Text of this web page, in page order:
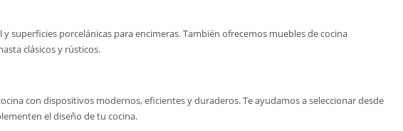
superficies porcelánicas para encimeras. También ofrecemos muebles de cocina
clásicos y rústicos.
con dispositivos modernos, eficientes y duraderos. Te ayudamos a seleccionar desde
el diseño de tu cocina.